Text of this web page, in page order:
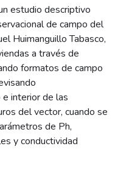
estudio descriptivo
de campo del
Huimanguillo Tabasco,
a través de
formatos de campo
interior de las
del vector, cuando se
de Ph,
y conductividad